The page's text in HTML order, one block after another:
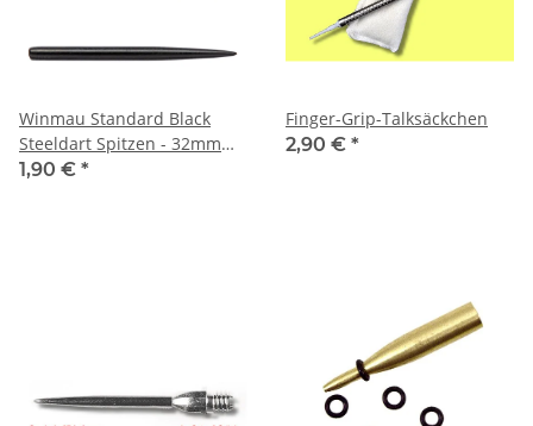
Winmau Standard Black
Steeldart Spitzen - 32mm
Set
1,90 € *
Finger-Grip-Talksäckchen
2,90 € *